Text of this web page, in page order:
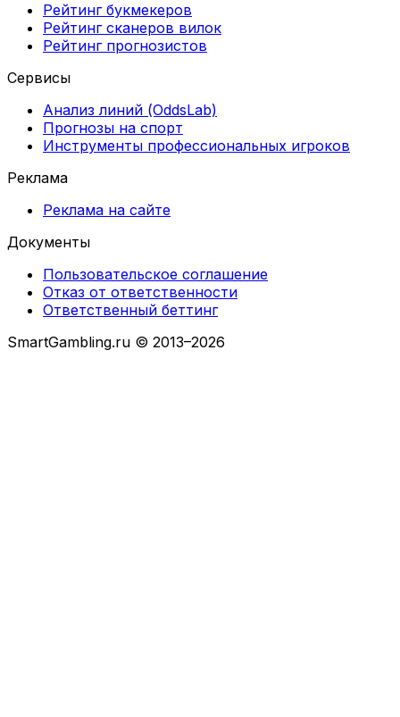
Рейтинг букмекеров
Рейтинг сканеров вилок
Рейтинг прогнозистов
Сервисы
Анализ линий (OddsLab)
Прогнозы на спорт
Инструменты профессиональных игроков
Реклама
Реклама на сайте
Документы
Пользовательское соглашение
Отказ от ответственности
Ответственный беттинг
SmartGambling.ru © 2013–2026